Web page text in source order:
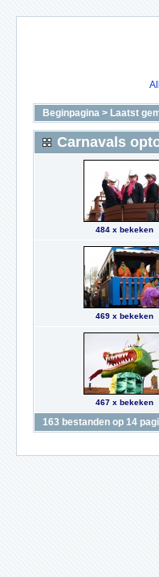
Beginpagina > Laatst
Carnavals
484 x bekeken
469 x bekeken
467 x bekeken
163 bestanden op 14